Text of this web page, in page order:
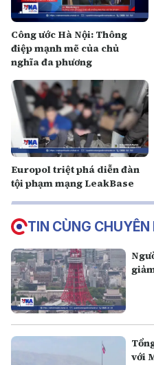
Công ước Hà Nội: Thông
điệp mạnh mẽ của chủ
nghĩa đa phương
Europol triệt phá diễn đàn
tội phạm mạng LeakBase
TIN CÙNG CHUYÊN
với